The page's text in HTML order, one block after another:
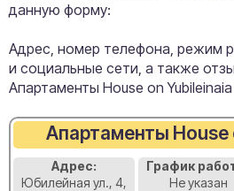
данную форму:
Адрес, номер телефона, режим
и социальные сети, а также
Апартаменты House on
Апартаменты House
Адрес:
Юбилейная ул., 4,
График
Не указан